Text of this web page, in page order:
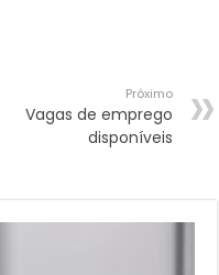
Próximo
Vagas de emprego
disponíveis